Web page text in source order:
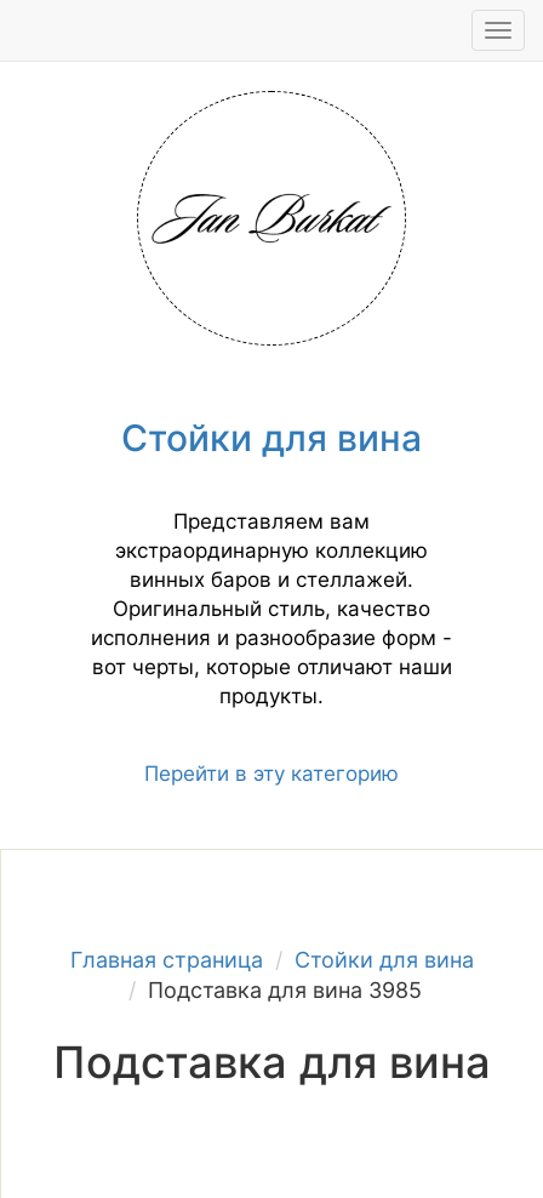
Стойки для вина
Представляем вам
экстраординарную коллекцию
винных баров и стеллажей.
Оригинальный стиль, качество
исполнения и разнообразие форм -
вот черты, которые отличают наши
продукты.
Перейти в эту категорию
Главная страница
Стойки для вина
Подставка для вина 3985
Подставка для вина